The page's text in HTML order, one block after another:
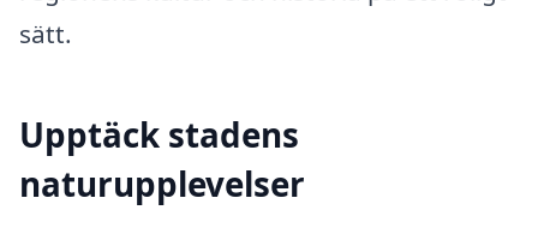
sätt.
Upptäck stadens
naturupplevelser